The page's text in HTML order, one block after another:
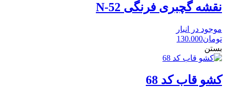
نقشه گچبری فرنگی N-52
موجود در انبار
تومان130.000
بستن
کشو قاب کد 68